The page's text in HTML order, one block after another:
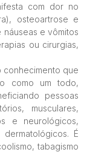
com dor no
osteoartrose e
e vômitos
ou cirurgias,
conhecimento que
como um todo,
pessoas
musculares,
e neurológicos,
É
tabagismo